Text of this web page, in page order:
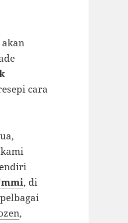
cara
, di
,